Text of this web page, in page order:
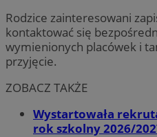
Rodzice zainteresowani
kontaktować się
wymienionych placówek i
przyjęcie.
ZOBACZ TAKŻE
Wystartowała
rok szkolny 2026/